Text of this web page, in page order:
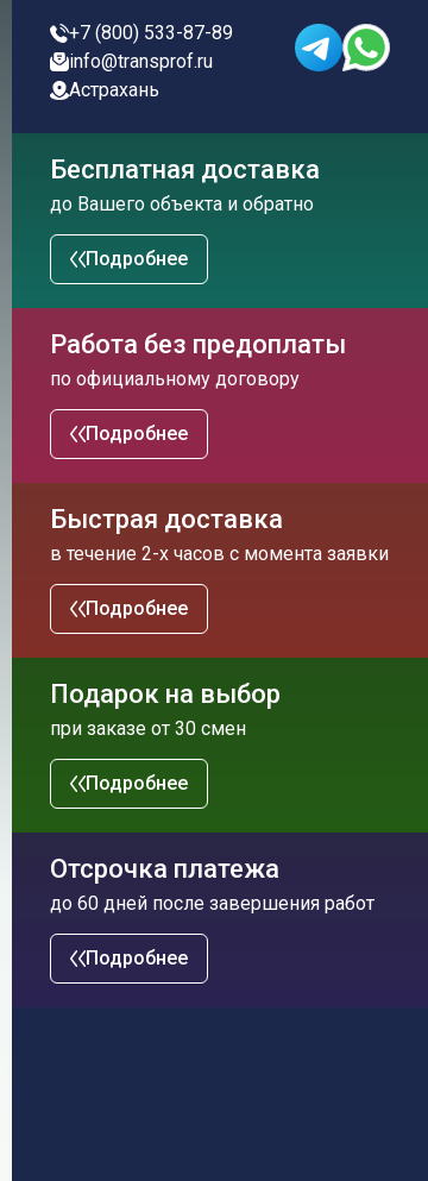
+7 (800) 533-87-89
info@transprof.ru
Астрахань
Бесплатная доставка
до Вашего объекта и обратно
Подробнее
Работа без предоплаты
по официальному договору
Подробнее
Быстрая доставка
в течение 2-х часов с момента заявки
Подробнее
Подарок на выбор
при заказе от 30 смен
Подробнее
Отсрочка платежа
до 60 дней после завершения работ
Подробнее